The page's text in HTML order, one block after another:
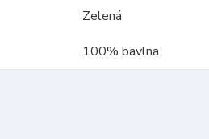
Zelená
100% bavlna